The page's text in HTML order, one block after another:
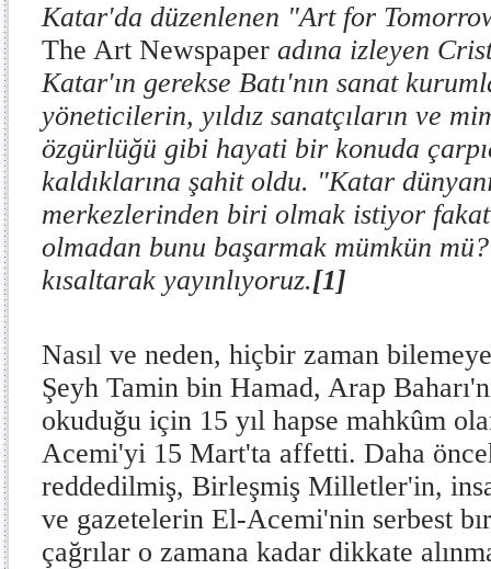
Katar'da düzenlenen "Art for
The Art Newspaper adına izleyen
Katar'ın gerekse Batı'nın sanat
yöneticilerin, yıldız sanatçıların ve
özgürlüğü gibi hayati bir konuda
kaldıklarına şahit oldu. "Katar
merkezlerinden biri olmak istiyor
olmadan bunu başarmak mümkün mü?"
kısaltarak yayınlıyoruz.[1]
Nasıl ve neden, hiçbir zaman
Şeyh Tamin bin Hamad, Arap
okuduğu için 15 yıl hapse mahkûm
Acemi'yi 15 Mart'ta affetti. Daha
reddedilmiş, Birleşmiş Milletler'in,
ve gazetelerin El-Acemi'nin serbest
çağrılar o zamana kadar dikkate